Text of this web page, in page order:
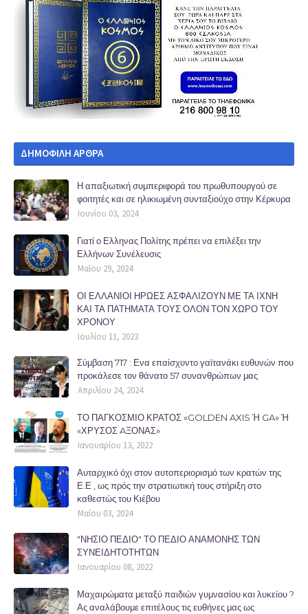
ΔΗΜΟΦΙΛΗ ΑΡΘΡΑ
Η απαξιωτική συμπεριφορά του πρωθυπουργού σε
φοιτητές και σε ηλικιωμένη συνταξιούχο στην Κέρκυρα
Ιουνίου 03, 2024
Γιατί ο Ελληνας Πολίτης πρέπει να επιλέξει την
Ελλήνων Συνέλευσις
Μαΐου 29, 2024
ΟΙ ΕΛΛΑΝΙΟΙ ΗΡΩΕΣ ΑΣΦΑΛΙΖΟΥΝ ΜΕ ΤΑ ΙΧΝΗ
ΚΑΙ ΤΑ ΠΑΤΗΜΑΤΑ ΤΟΥΣ ΟΛΟΝ ΤΟΝ ΧΩΡΟ ΤΟΥ
ΧΡΟΝΟΥ
Ιουλίου 11, 2023
Σύμβαση 717 : Ενα επαίσχυντο γαϊτανάκι ευθυνών που
προκάλεσε τον θάνατο 57 συνανθρώπων μας
Απριλίου 24, 2024
ΤΟ ΠΑΓΚΟΣΜΙΟ ΚΡΑΤΟΣ «GOLDEN AXIS Ή GA» Ή
«ΧΡΥΣΟΣ AΞΟΝΑΣ»
Ιανουαρίου 13, 2022
Αυταρχικό όχι στον αυτοπεριορισμό των κρατών της
Ε.Ε , ως πρός την στρατιωτική τους στήριξη στο
καθεστώς του Κιέβου
Μαΐου 03, 2024
"ΝΗΣΙΟ ΠΕΔΙΟ" ΤΟ ΠΕΔΙΟ ΑΝΑΜΟΝΗΣ ΤΩΝ
ΣΥΝΕΙΔΗΤΟΤΗΤΩΝ
Ιανουαρίου 08, 2022
Μαχαιρώματα μεταξύ παιδιών γυμνασίου και λυκείου ?
Ας αναλάβουμε επιτέλους τις ευθήνες μας ως